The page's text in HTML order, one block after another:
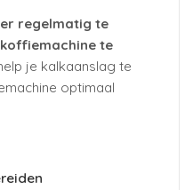
regelmatig te
te
je kalkaanslag te
optimaal